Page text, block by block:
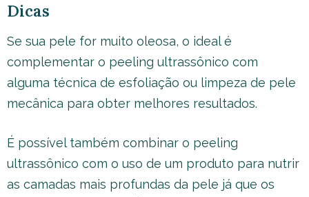
Dicas
Se sua pele for muito oleosa, o ideal é
complementar o peeling ultrassônico com
alguma técnica de esfoliação ou limpeza de pele
mecânica para obter melhores resultados.
É possível também combinar o peeling
ultrassônico com o uso de um produto para nutrir
as camadas mais profundas da pele já que os